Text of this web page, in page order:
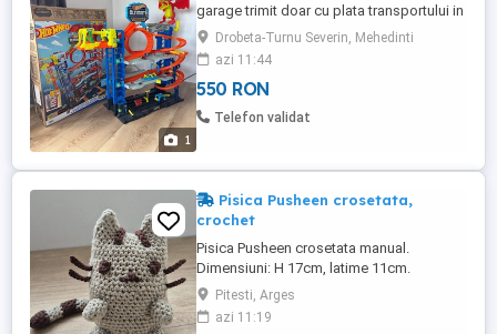
1
garage trimit doar cu plata transportului in
avansDrobeta-Turnu Severin, Mehedinti
azi 11:44
550 RON
Telefon validat
Pisica Pusheen crosetata,
crochet
Pisica Pusheen crosetata manual.
Dimensiuni: H 17cm, latime 11cm.
Umpluta cu vata siliconica. Ata din
bumbac 60%.
Pitesti, Arges
azi 11:19